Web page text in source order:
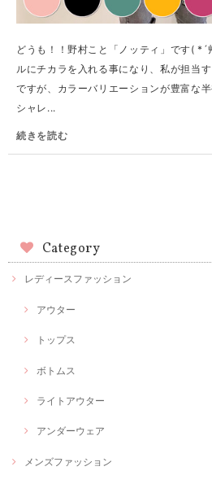
どうも！！野村こと「ノッティ」です(
ルにチカラを入れる事になり、私が担当
ですが、カラーバリエーションが豊富な
シャレ...
続きを読む
Category
レディースファッション
アウター
トップス
ボトムス
ライトアウター
アンダーウェア
メンズファッション